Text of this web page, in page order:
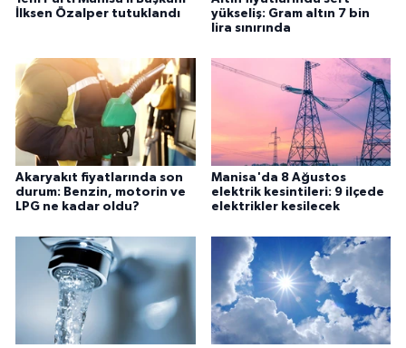
İlksen Özalper tutuklandı
yükseliş: Gram altın 7 bin
lira sınırında
Akaryakıt fiyatlarında son
durum: Benzin, motorin ve
LPG ne kadar oldu?
Manisa'da 8 Ağustos
elektrik kesintileri: 9 ilçede
elektrikler kesilecek